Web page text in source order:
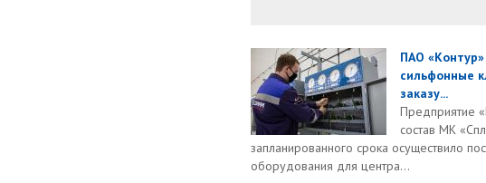
ПАО
сильфонные
заказу...
Предприятие
состав МК
запланированного срока осуществило
оборудования для центра...